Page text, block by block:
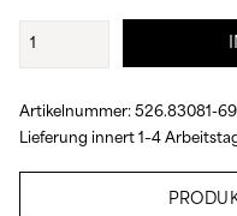
Hallensport
Menge
Artikelnummer: 526.83081-
Lieferung innert 1–4